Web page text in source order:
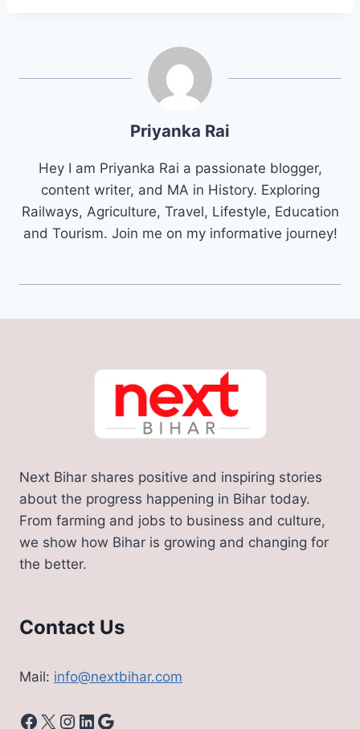
Priyanka Rai
Hey I am Priyanka Rai a passionate blogger,
content writer, and MA in History. Exploring
Railways, Agriculture, Travel, Lifestyle, Education
and Tourism. Join me on my informative journey!
Next Bihar shares positive and inspiring stories
about the progress happening in Bihar today.
From farming and jobs to business and culture,
we show how Bihar is growing and changing for
the better.
Contact Us
Mail: info@nextbihar.com
Facebook
X Instagram
LinkedIn
Google